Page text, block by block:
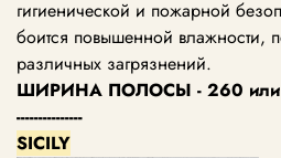
гигиенической и пожарной
боится повышенной влажности,
различных загрязнений.
ШИРИНА ПОЛОСЫ - 260
---------------
SICILY